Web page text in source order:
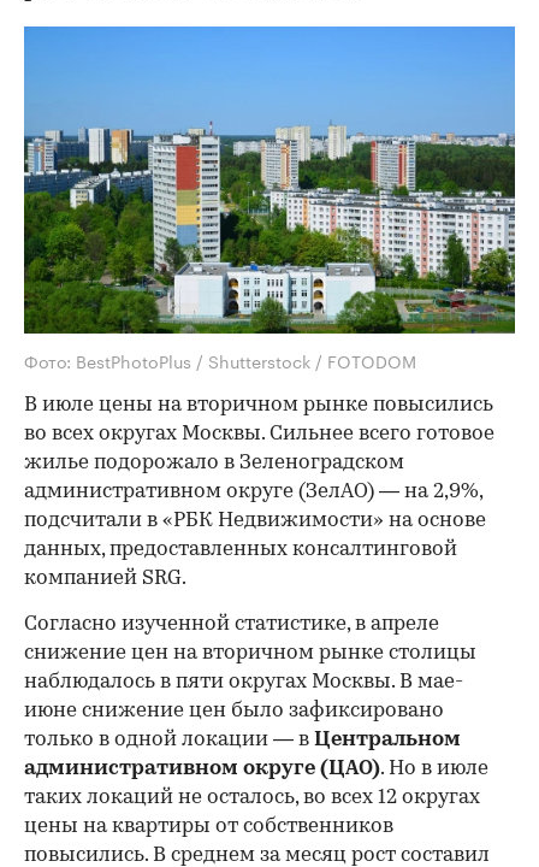
Фото: BestPhotoPlus / Shutterstock / FOTODOM
В июле цены на вторичном рынке повысились
во всех округах Москвы. Сильнее всего готовое
жилье подорожало в Зеленоградском
административном округе (ЗелАО) — на 2,9%,
подсчитали в «РБК Недвижимости» на основе
данных, предоставленных консалтинговой
компанией SRG.
Согласно изученной статистике, в апреле
снижение цен на вторичном рынке столицы
наблюдалось в пяти округах Москвы. В мае-
июне снижение цен было зафиксировано
только в одной локации — в Центральном
административном округе (ЦАО). Но в июле
таких локаций не осталось, во всех 12 округах
цены на квартиры от собственников
повысились. В среднем за месяц рост составил